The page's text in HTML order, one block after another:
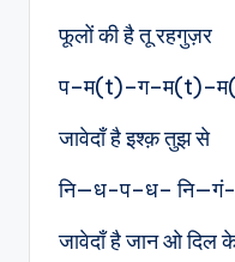
फूलों की है तू रहगुज़र
जावेदाँ है इश्क़ तुझ से
नि—ध-प–ध–
जावेदाँ है जान ओ दिल